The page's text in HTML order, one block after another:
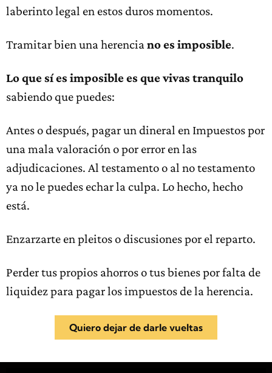
laberinto legal en estos duros momentos.
Tramitar bien una herenciano es imposible.
Lo que sí es imposible es que vivas tranquilo
sabiendo que puedes:
Antes o después, pagar un dineral en Impuestos por
una mala valoración o por error en las
adjudicaciones. Al testamento o al no testamento
ya no le puedes echar la culpa. Lo hecho, hecho
está.
Enzarzarte en pleitos o discusiones por el reparto.
Perder tus propios ahorros o tus bienes por falta de
liquidez para pagar los impuestos de la herencia.
Quiero dejar de darle vueltas